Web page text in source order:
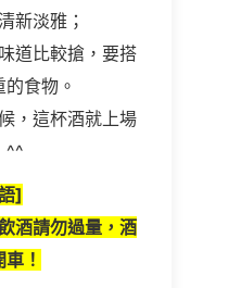
新淡雅；
道比較搶，要搭
食物。
，這杯酒就上場
^^
]
酒請勿過量，酒
！